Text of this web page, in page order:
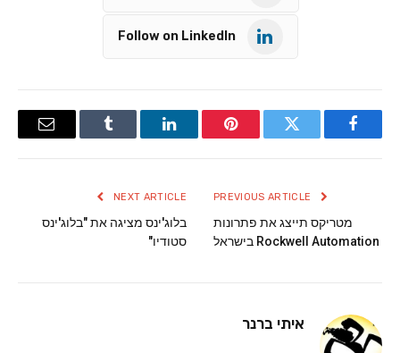
Follow on LinkedIn
Facebook
Twitter
Pinterest
LinkedIn
Tumblr
Email
מטריקס תייצג את פתרונות
Rockwell Automation בישראל
NEXT ARTICLE
בלוג'ינס מציגה את "בלוג'ינס
סטודיו"
איתי ברנר